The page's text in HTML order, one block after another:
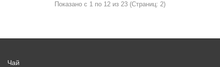
Показано с 1 по 12 из 23 (Страниц: 2)
Чай